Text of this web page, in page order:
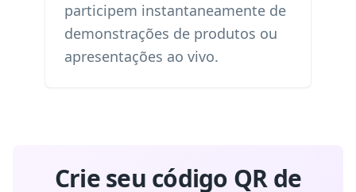
participem instantaneamente de
demonstrações de produtos ou
apresentações ao vivo.
Crie seu código QR de